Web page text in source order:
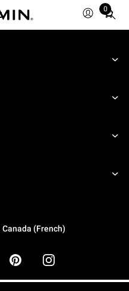
0
Total
items
cart:
(French)